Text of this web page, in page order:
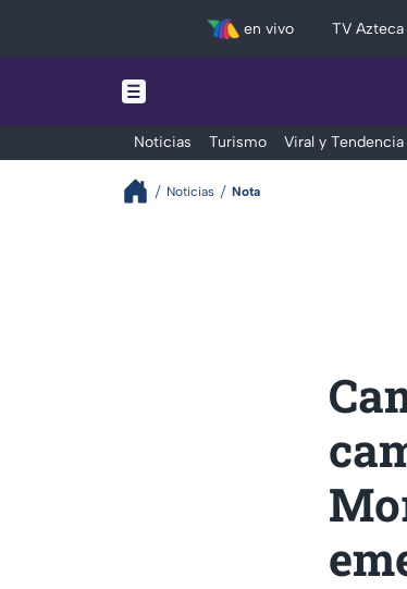
en vivo TV Azteca
Noticias Turismo Viral y Tendencia
Noticias Nota